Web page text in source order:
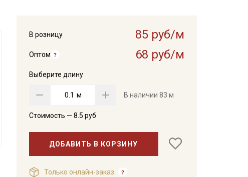
В розницу 85 руб/м
Оптом 68 руб/м
Выберите длину
м В наличии 83 м
Стоимость — 8.5 руб
ДОБАВИТЬ В КОРЗИНУ
Только онлайн-заказ